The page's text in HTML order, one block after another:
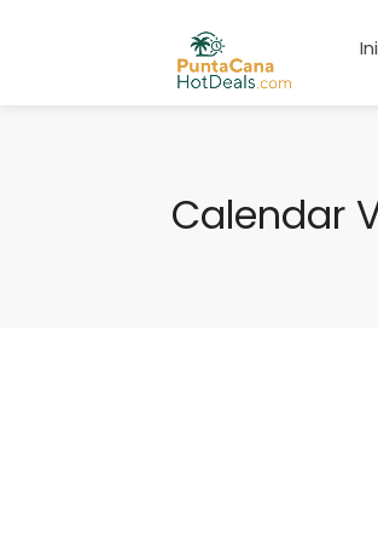
Calendar